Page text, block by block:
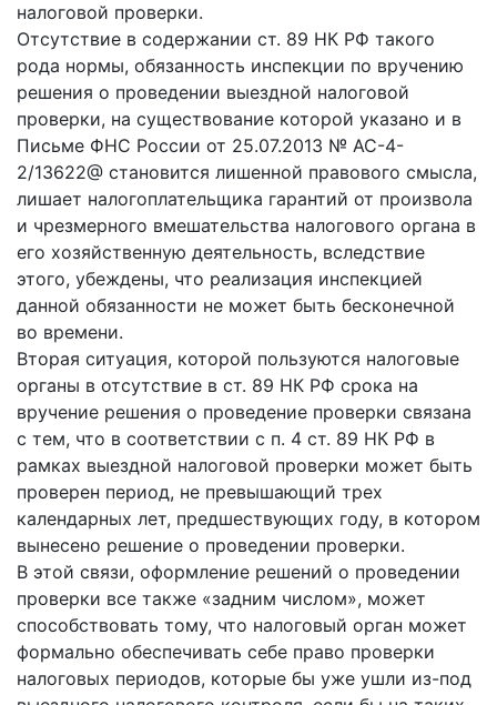
налоговой проверки.
Отсутствие в содержании ст. 89 НК РФ такого
рода нормы, обязанность инспекции по вручению
решения о проведении выездной налоговой
проверки, на существование которой указано и в
Письме ФНС России от 25.07.2013 № АС-4-
2/13622@ становится лишенной правового смысла,
лишает налогоплательщика гарантий от произвола
и чрезмерного вмешательства налогового органа в
его хозяйственную деятельность, вследствие
этого, убеждены, что реализация инспекцией
данной обязанности не может быть бесконечной
во времени.
Вторая ситуация, которой пользуются налоговые
органы в отсутствие в ст. 89 НК РФ срока на
вручение решения о проведение проверки связана
с тем, что в соответствии с п. 4 ст. 89 НК РФ в
рамках выездной налоговой проверки может быть
проверен период, не превышающий трех
календарных лет, предшествующих году, в котором
вынесено решение о проведении проверки.
В этой связи, оформление решений о проведении
проверки все также «задним числом», может
способствовать тому, что налоговый орган может
формально обеспечивать себе право проверки
налоговых периодов, которые бы уже ушли из-под